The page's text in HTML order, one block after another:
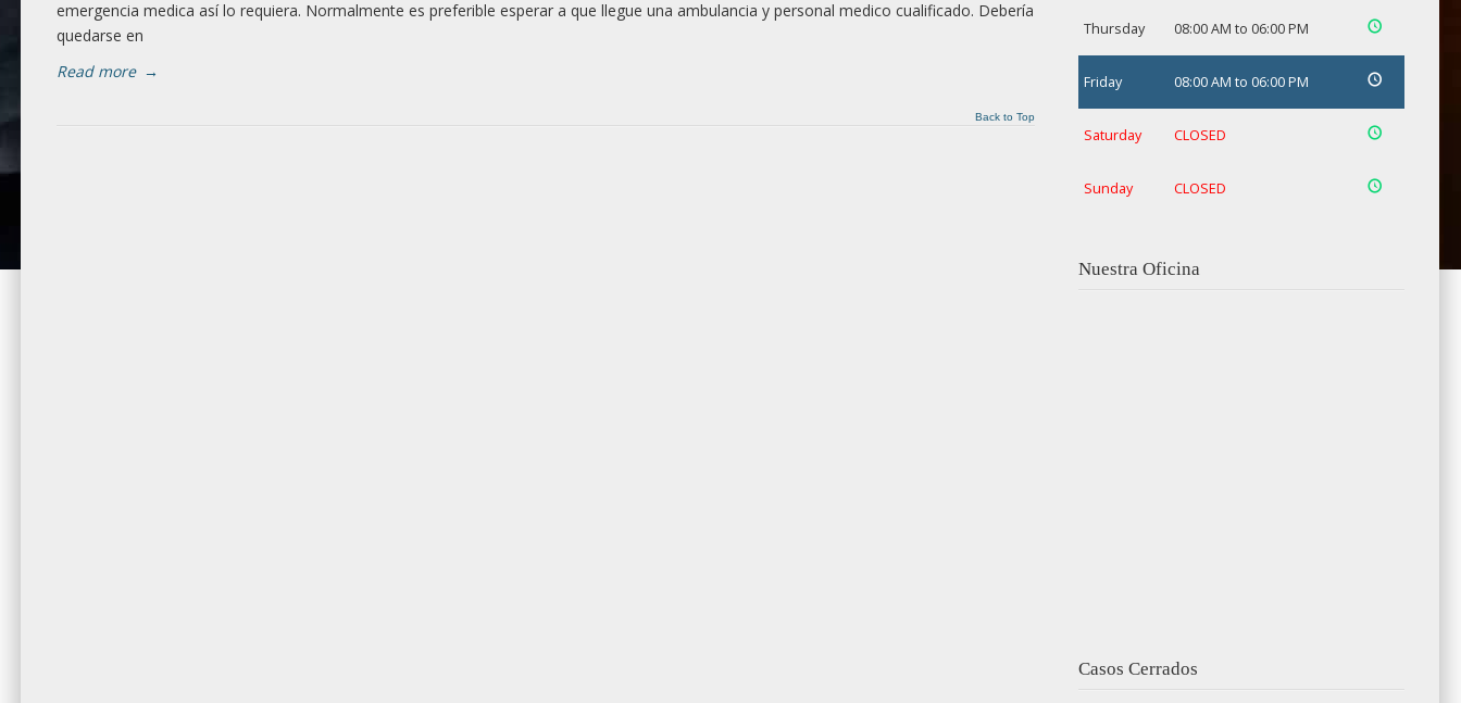
emergencia medica así lo requiera. Normalmente es preferible esperar a que llegue una ambulancia y personal medico cualificado. Debería
quedarse en
Read more →
Back to Top
Thursday 08:00 AM to 06:00 PM
Friday 08:00 AM to 06:00 PM
Saturday CLOSED
Sunday CLOSED
Nuestra Oficina
Casos Cerrados